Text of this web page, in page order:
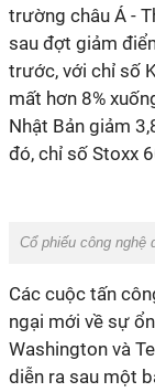
trường châu Á -
sau đợt giảm
trước, với chỉ số
mất hơn 8%
Nhật Bản giảm
đó, chỉ số Stoxx
Cổ phiếu công nghệ
Các cuộc tấn
ngại mới về sự
Washington và
diễn ra sau một